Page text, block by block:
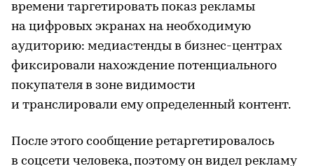
времени таргетировать показ рекламы
на цифровых экранах на необходимую
аудиторию: медиастенды в бизнес-центрах
фиксировали нахождение потенциального
покупателя в зоне видимости
и транслировали ему определенный контент.
После этого сообщение ретаргетировалось
в соцсети человека, поэтому он видел рекламу